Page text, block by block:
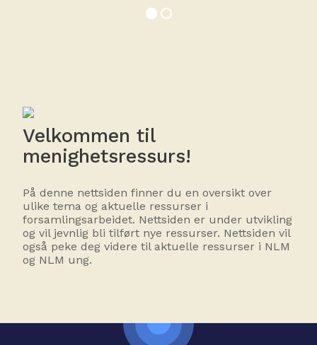
Velkommen til
menighetsressurs!
På denne nettsiden finner du en oversikt over
ulike tema og aktuelle ressurser i
forsamlingsarbeidet. Nettsiden er under utvikling
og vil jevnlig bli tilført nye ressurser. Nettsiden vil
også peke deg videre til aktuelle ressurser i NLM
og NLM ung.